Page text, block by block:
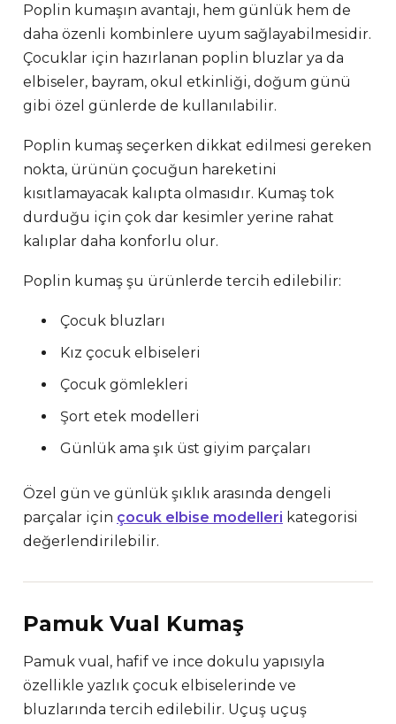
Poplin kumaşın avantajı, hem günlük hem de
daha özenli kombinlere uyum sağlayabilmesidir.
Çocuklar için hazırlanan poplin bluzlar ya da
elbiseler, bayram, okul etkinliği, doğum günü
gibi özel günlerde de kullanılabilir.
Poplin kumaş seçerken dikkat edilmesi gereken
nokta, ürünün çocuğun hareketini
kısıtlamayacak kalıpta olmasıdır. Kumaş tok
durduğu için çok dar kesimler yerine rahat
kalıplar daha konforlu olur.
Poplin kumaş şu ürünlerde tercih edilebilir:
Çocuk bluzları
Kız çocuk elbiseleri
Çocuk gömlekleri
Şort etek modelleri
Günlük ama şık üst giyim parçaları
Özel gün ve günlük şıklık arasında dengeli
parçalar için çocuk elbise modelleri kategorisi
değerlendirilebilir.
Pamuk Vual Kumaş
Pamuk vual, hafif ve ince dokulu yapısıyla
özellikle yazlık çocuk elbiselerinde ve
bluzlarında tercih edilebilir. Uçuş uçuş